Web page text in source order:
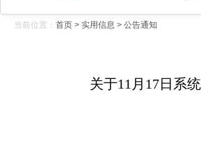
当前位置： 首页 > 实用信息 > 公告通知
关于11月17日系